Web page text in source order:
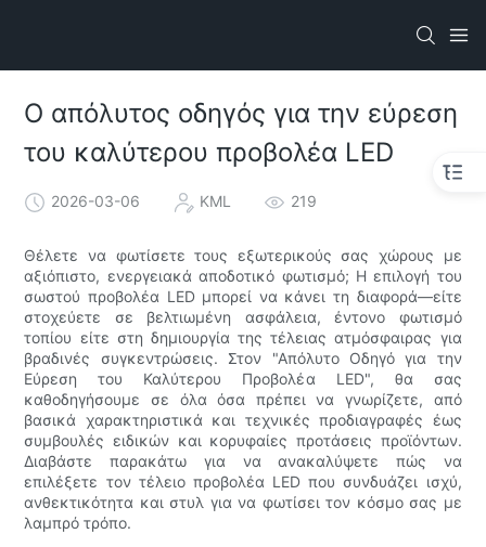
Ο απόλυτος οδηγός για την εύρεση
του καλύτερου προβολέα LED
2026-03-06 KML 219
Θέλετε να φωτίσετε τους εξωτερικούς σας χώρους με
αξιόπιστο, ενεργειακά αποδοτικό φωτισμό; Η επιλογή του
σωστού προβολέα LED μπορεί να κάνει τη διαφορά—είτε
στοχεύετε σε βελτιωμένη ασφάλεια, έντονο φωτισμό
τοπίου είτε στη δημιουργία της τέλειας ατμόσφαιρας για
βραδινές συγκεντρώσεις. Στον "Απόλυτο Οδηγό για την
Εύρεση του Καλύτερου Προβολέα LED", θα σας
καθοδηγήσουμε σε όλα όσα πρέπει να γνωρίζετε, από
βασικά χαρακτηριστικά και τεχνικές προδιαγραφές έως
συμβουλές ειδικών και κορυφαίες προτάσεις προϊόντων.
Διαβάστε παρακάτω για να ανακαλύψετε πώς να
επιλέξετε τον τέλειο προβολέα LED που συνδυάζει ισχύ,
ανθεκτικότητα και στυλ για να φωτίσει τον κόσμο σας με
λαμπρό τρόπο.